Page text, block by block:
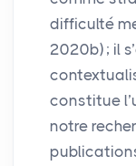
difficulté
2020b) ; il
constitue
notre